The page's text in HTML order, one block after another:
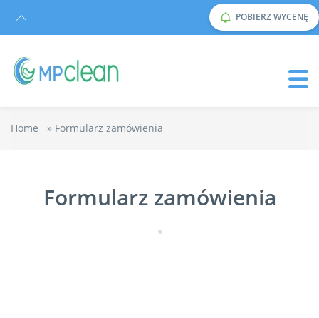
POBIERZ WYCENĘ
Home » Formularz zamówienia
Formularz zamówienia